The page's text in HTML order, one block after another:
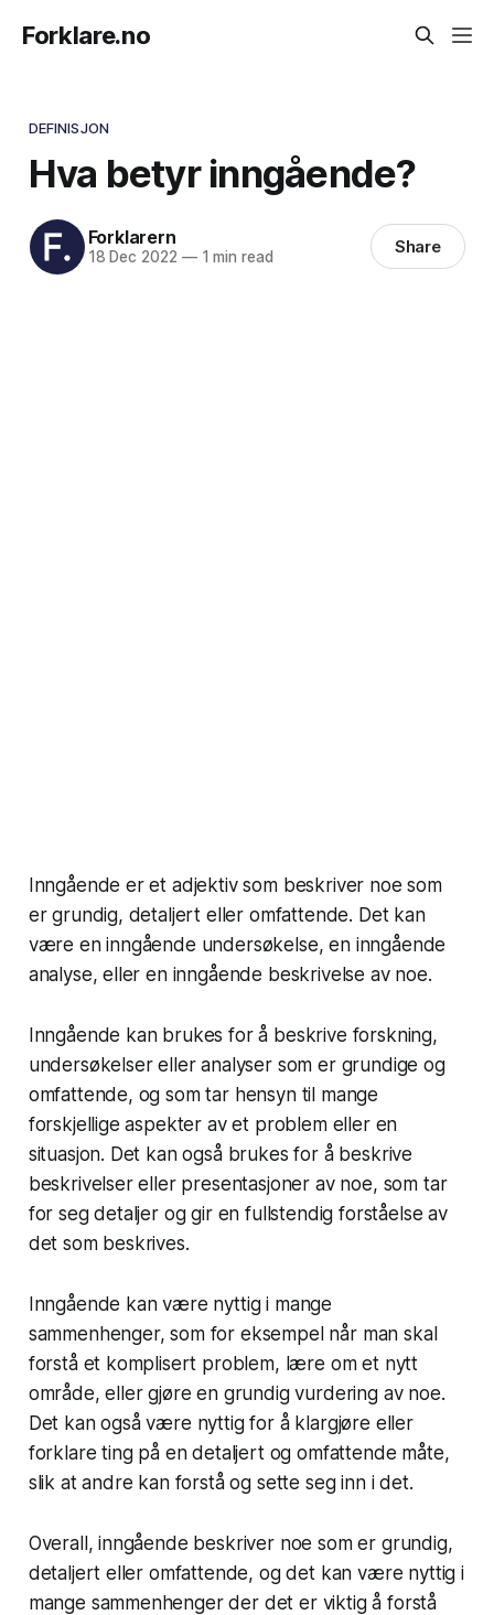
Forklare.no
DEFINISJON
Hva betyr inngående?
Forklarern
18 Dec 2022 —1 min read Share
Inngående er et adjektiv som beskriver noe som
er grundig, detaljert eller omfattende. Det kan
være en inngående undersøkelse, en inngående
analyse, eller en inngående beskrivelse av noe.
Inngående kan brukes for å beskrive forskning,
undersøkelser eller analyser som er grundige og
omfattende, og som tar hensyn til mange
forskjellige aspekter av et problem eller en
situasjon. Det kan også brukes for å beskrive
beskrivelser eller presentasjoner av noe, som tar
for seg detaljer og gir en fullstendig forståelse av
det som beskrives.
Inngående kan være nyttig i mange
sammenhenger, som for eksempel når man skal
forstå et komplisert problem, lære om et nytt
område, eller gjøre en grundig vurdering av noe.
Det kan også være nyttig for å klargjøre eller
forklare ting på en detaljert og omfattende måte,
slik at andre kan forstå og sette seg inn i det.
Overall, inngående beskriver noe som er grundig,
detaljert eller omfattende, og det kan være nyttig i
mange sammenhenger der det er viktig å forstå